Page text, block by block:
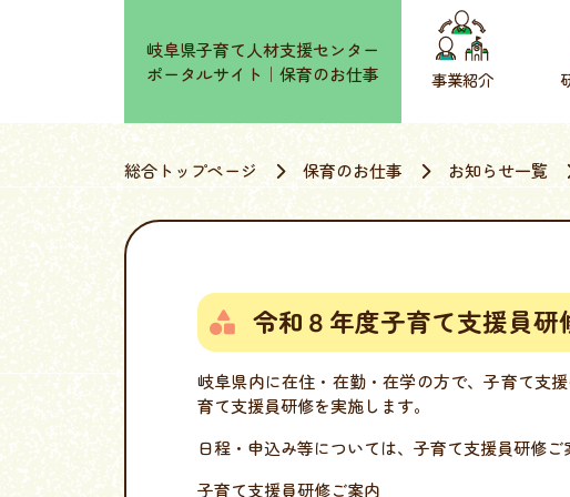
岐阜県子育て人材支援センター
ポータルサイト｜保育のお仕事
事業紹介
総合トップページ 保育のお仕事 お知らせ一覧
令和８年度子育て支援員研
岐阜県内に在住・在勤・在学の方で、子育て支
育て支援員研修を実施します。
日程・申込み等については、子育て支援員研修ご
子育て支援員研修ご案内